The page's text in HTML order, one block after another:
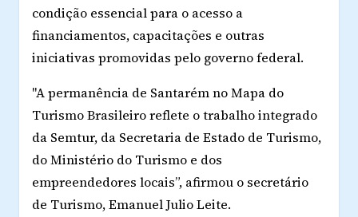
condição essencial para o acesso a
financiamentos, capacitações e outras
iniciativas promovidas pelo governo federal.
"A permanência de Santarém no Mapa do
Turismo Brasileiro reflete o trabalho integrado
da Semtur, da Secretaria de Estado de Turismo,
do Ministério do Turismo e dos
empreendedores locais”, afirmou o secretário
de Turismo, Emanuel Julio Leite.